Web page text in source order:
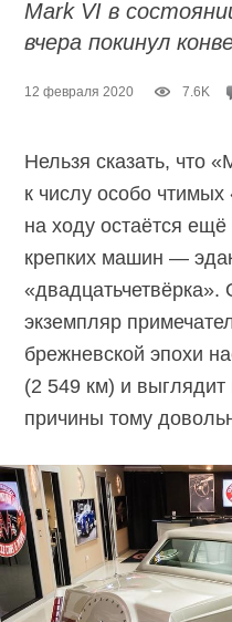
Mark VI в
вчера покинул
12 февраля 2020 7.6K
Нельзя сказать, что
к числу особо
на ходу остаётся
крепких машин —
экземпляр
брежневской эпохи
(2 549 км) и выглядит
причины тому